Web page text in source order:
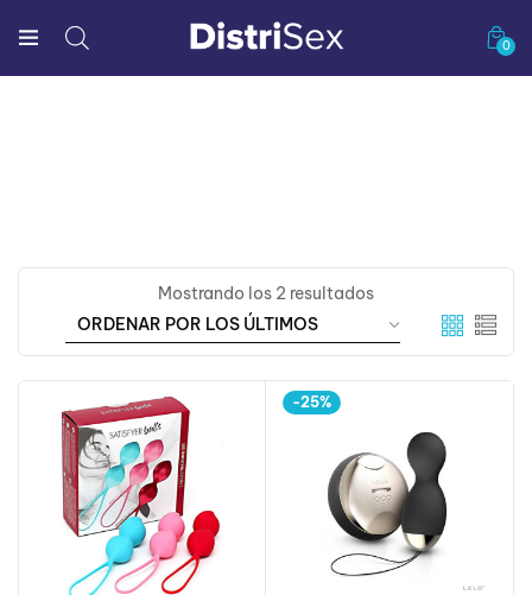
0
Mostrando los 2 resultados
-25%